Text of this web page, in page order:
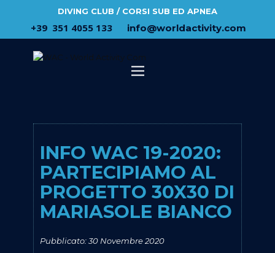
DIVING CLUB / CORSI SUB ED APNEA
​+39 ​ ​351 4055 133 ​info@​worldactivity.com
INFO WAC 19-2020:
PARTECIPIAMO AL
PROGETTO 30X30 DI
MARIASOLE BIANCO
Pubblicato: 30 Novembre 2020